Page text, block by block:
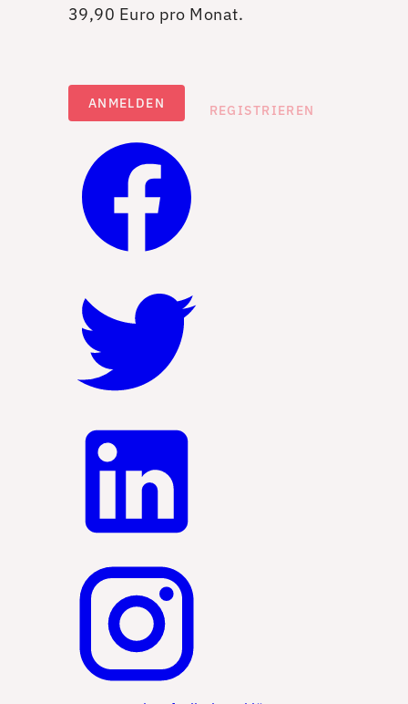
39,90 Euro pro Monat.
ANMELDEN REGISTRIEREN